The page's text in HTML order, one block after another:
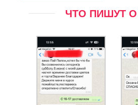
ЧТО ПИШУТ